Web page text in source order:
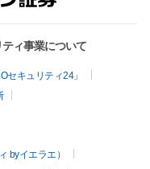
ィ事業について
セキュリティ24」
byイエラエ）